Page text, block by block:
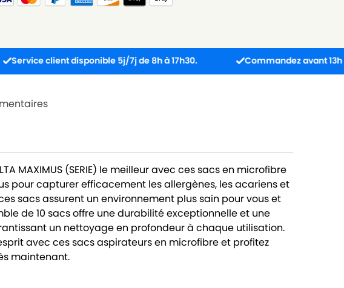
client disponible 5j/7j de 8h à 17h30. Commandez avant 13h : colis
MAXIMUS (SERIE) le meilleur avec ces sacs en microfibre
pour capturer efficacement les allergènes, les acariens et
sacs assurent un environnement plus sain pour vous et
de 10 sacs offre une durabilité exceptionnelle et une
un nettoyage en profondeur à chaque utilisation.
avec ces sacs aspirateurs en microfibre et profitez
maintenant.